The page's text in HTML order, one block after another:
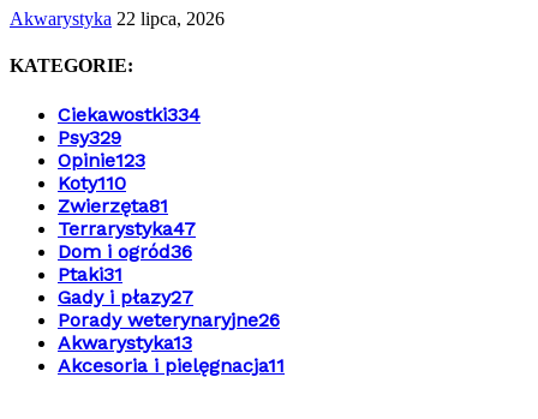
Akwarystyka 22 lipca, 2026
KATEGORIE:
Ciekawostki334
Psy329
Opinie123
Koty110
Zwierzęta81
Terrarystyka47
Dom i ogród36
Ptaki31
Gady i płazy27
Porady weterynaryjne26
Akwarystyka13
Akcesoria i pielęgnacja11